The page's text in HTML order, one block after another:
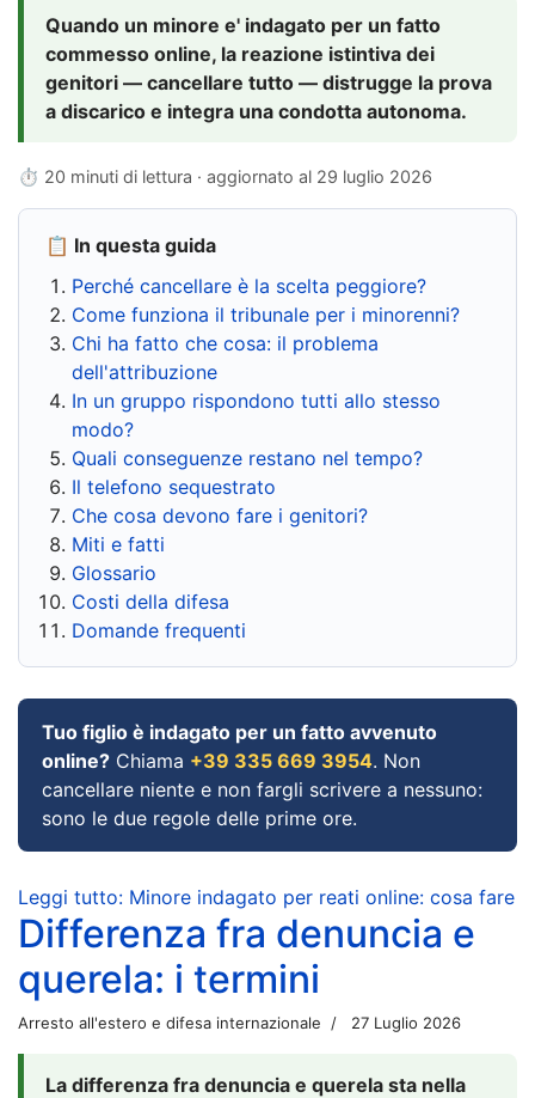
Quando un minore e' indagato per un fatto
commesso online, la reazione istintiva dei
genitori — cancellare tutto — distrugge la prova
a discarico e integra una condotta autonoma.
⏱ 20 minuti di lettura · aggiornato al 29 luglio 2026
📋 In questa guida
Perché cancellare è la scelta peggiore?
Come funziona il tribunale per i minorenni?
Chi ha fatto che cosa: il problema
dell'attribuzione
In un gruppo rispondono tutti allo stesso
modo?
Quali conseguenze restano nel tempo?
Il telefono sequestrato
Che cosa devono fare i genitori?
Miti e fatti
Glossario
Costi della difesa
Domande frequenti
Tuo figlio è indagato per un fatto avvenuto
online? Chiama +39 335 669 3954. Non
cancellare niente e non fargli scrivere a nessuno:
sono le due regole delle prime ore.
Leggi tutto: Minore indagato per reati online: cosa fare
Differenza fra denuncia e
querela: i termini
Arresto all'estero e difesa internazionale 27 Luglio 2026
La differenza fra denuncia e querela sta nella